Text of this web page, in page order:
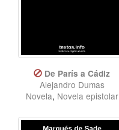
De París a Cádiz
Alejandro Dumas
Novela, Novela epistolar